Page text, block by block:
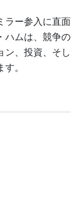
ラー参入に直面
ハムは、競争の
ン、投資、そし
。